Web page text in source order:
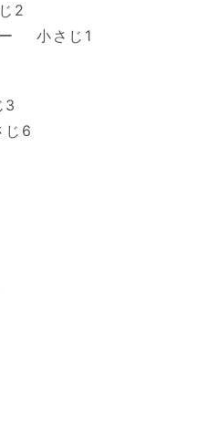
2
ー 小さじ1
3
6